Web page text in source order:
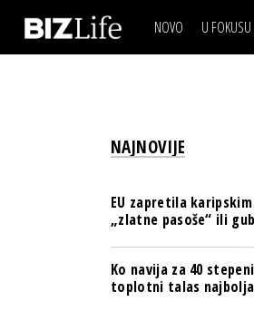
NOVO U FOKUSU
NAJNOVIJE
EU zapretila
„zlatne pasoše“ ili
Ko navija za 40
toplotni talas